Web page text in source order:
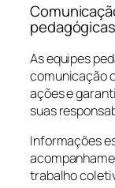
pedagógicas
As equipes
comunicação
ações e
suas
Informações
trabalho